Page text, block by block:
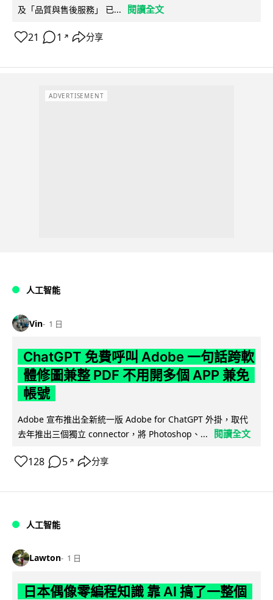
及「品質與售後服務」 已...
閱讀全文
21 1 ↗ 分享
ADVERTISEMENT
人工智能
Vin 1 日
ChatGPT 免費呼叫 Adobe 一句話跨軟
體修圖兼整 PDF 不用開多個 APP 兼免
帳號
Adobe 宣布推出全新統一版 Adobe for ChatGPT 外掛，取代
去年推出三個獨立 connector，將 Photoshop、...
閱讀全文
128 5 ↗ 分享
人工智能
Lawton 1 日
日本偶像零編程知識 靠 AI 搞了一整個